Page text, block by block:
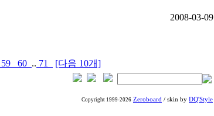
2008-03-09
59 60 .. 71 [다음 10개]
Copyright 1999-2026 Zeroboard / skin by DQ'Style